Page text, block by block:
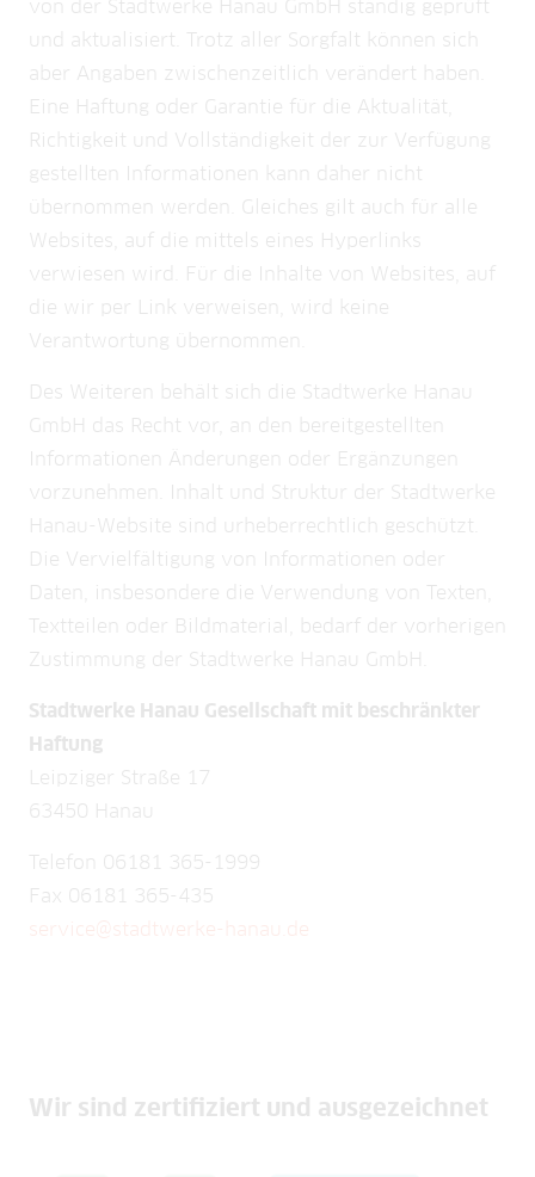
von der Stadtwerke Hanau GmbH ständig geprüft
und aktualisiert. Trotz aller Sorgfalt können sich
aber Angaben zwischenzeitlich verändert haben.
Eine Haftung oder Garantie für die Aktualität,
Richtigkeit und Vollständigkeit der zur Verfügung
gestellten Informationen kann daher nicht
übernommen werden. Gleiches gilt auch für alle
Websites, auf die mittels eines Hyperlinks
verwiesen wird. Für die Inhalte von Websites, auf
die wir per Link verweisen, wird keine
Verantwortung übernommen.
Des Weiteren behält sich die Stadtwerke Hanau
GmbH das Recht vor, an den bereitgestellten
Informationen Änderungen oder Ergänzungen
vorzunehmen. Inhalt und Struktur der Stadtwerke
Hanau-Website sind urheberrechtlich geschützt.
Die Vervielfältigung von Informationen oder
Daten, insbesondere die Verwendung von Texten,
Textteilen oder Bildmaterial, bedarf der vorherigen
Zustimmung der Stadtwerke Hanau GmbH.
Stadtwerke Hanau Gesellschaft mit beschränkter
Haftung
Leipziger Straße 17
63450 Hanau
Telefon 06181 365-1999
Fax 06181 365-435
service@stadtwerke-hanau.de
Wir sind zertifiziert und ausgezeichnet